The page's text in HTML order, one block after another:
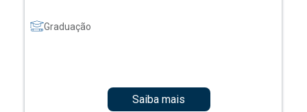
Graduação
Saiba mais